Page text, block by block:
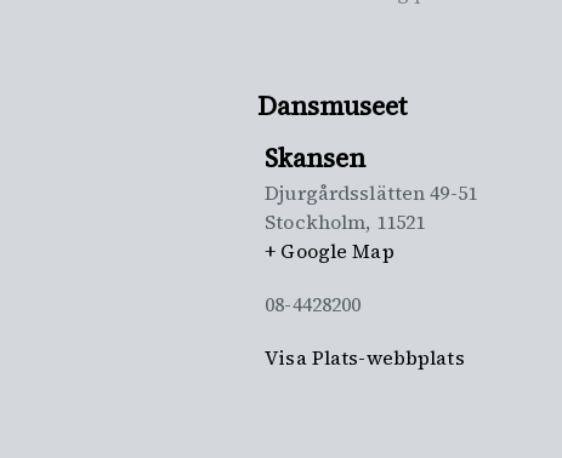
Dansmuseet
Skansen
Djurgårdsslätten 49-51
Stockholm, 11521
+ Google Map
08-4428200
Visa Plats-webbplats